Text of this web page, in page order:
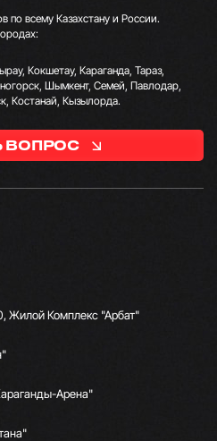
Жилой Комплекс "Арбат"
Арена"
по всему Казахстану и России.
Кокшетау, Караганда, Тараз,
Шымкент, Семей, Павлодар,
Костанай, Кызылорда.
ВОПРОС